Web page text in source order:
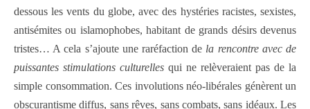
dessous les vents du globe, avec des hystéries racistes, sexistes,
antisémites ou islamophobes, habitant de grands désirs devenus
tristes… A cela s’ajoute une raréfaction de la rencontre avec de
puissantes stimulations culturelles qui ne relèveraient pas de la
simple consommation. Ces involutions néo-libérales génèrent un
obscurantisme diffus, sans rêves, sans combats, sans idéaux. Les